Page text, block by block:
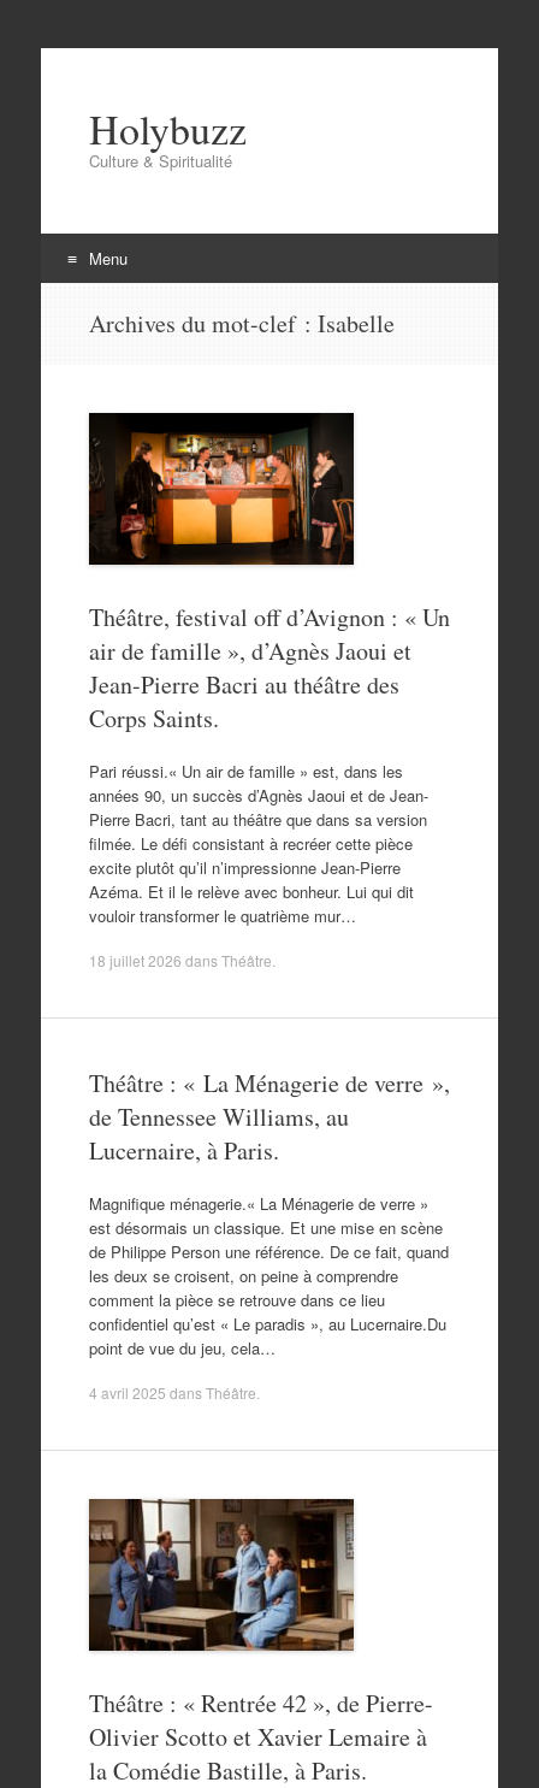
Holybuzz
Culture & Spiritualité
Menu
Archives du mot-clef : Isabelle
Théâtre, festival off d’Avignon : « Un
air de famille », d’Agnès Jaoui et
Jean-Pierre Bacri au théâtre des
Corps Saints.
Pari réussi.« Un air de famille » est, dans les
années 90, un succès d’Agnès Jaoui et de Jean-
Pierre Bacri, tant au théâtre que dans sa version
filmée. Le défi consistant à recréer cette pièce
excite plutôt qu’il n’impressionne Jean-Pierre
Azéma. Et il le relève avec bonheur. Lui qui dit
vouloir transformer le quatrième mur…
18 juillet 2026 dansThéâtre
Théâtre : « La Ménagerie de verre »,
de Tennessee Williams, au
Lucernaire, à Paris.
Magnifique ménagerie.« La Ménagerie de verre »
est désormais un classique. Et une mise en scène
de Philippe Person une référence. De ce fait, quand
les deux se croisent, on peine à comprendre
comment la pièce se retrouve dans ce lieu
confidentiel qu’est « Le paradis », au Lucernaire.Du
point de vue du jeu, cela…
4 avril 2025 dansThéâtre
Théâtre : « Rentrée 42 », de Pierre-
Olivier Scotto et Xavier Lemaire à
la Comédie Bastille, à Paris.